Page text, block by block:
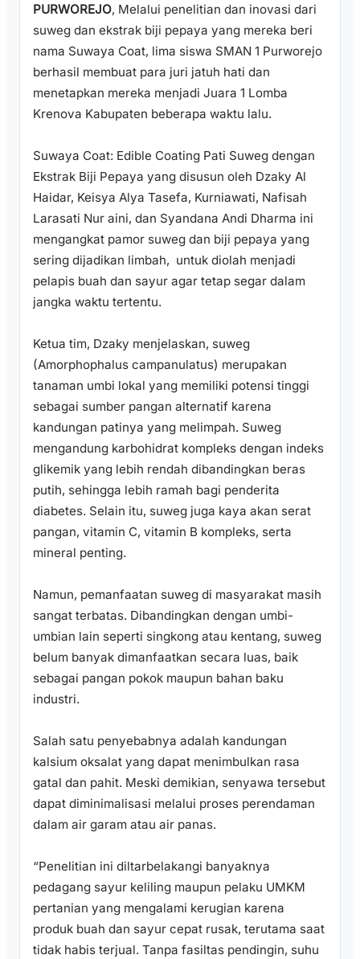
PURWOREJO, Melalui penelitian dan inovasi dari
suweg dan ekstrak biji pepaya yang mereka beri
nama Suwaya Coat, lima siswa SMAN 1 Purworejo
berhasil membuat para juri jatuh hati dan
menetapkan mereka menjadi Juara 1 Lomba
Krenova Kabupaten beberapa waktu lalu.
Suwaya Coat: Edible Coating Pati Suweg dengan
Ekstrak Biji Pepaya yang disusun oleh Dzaky Al
Haidar, Keisya Alya Tasefa, Kurniawati, Nafisah
Larasati Nur aini, dan Syandana Andi Dharma ini
mengangkat pamor suweg dan biji pepaya yang
sering dijadikan limbah, untuk diolah menjadi
pelapis buah dan sayur agar tetap segar dalam
jangka waktu tertentu.
Ketua tim, Dzaky menjelaskan, suweg
(Amorphophalus campanulatus) merupakan
tanaman umbi lokal yang memiliki potensi tinggi
sebagai sumber pangan alternatif karena
kandungan patinya yang melimpah. Suweg
mengandung karbohidrat kompleks dengan indeks
glikemik yang lebih rendah dibandingkan beras
putih, sehingga lebih ramah bagi penderita
diabetes. Selain itu, suweg juga kaya akan serat
pangan, vitamin C, vitamin B kompleks, serta
mineral penting.
Namun, pemanfaatan suweg di masyarakat masih
sangat terbatas. Dibandingkan dengan umbi-
umbian lain seperti singkong atau kentang, suweg
belum banyak dimanfaatkan secara luas, baik
sebagai pangan pokok maupun bahan baku
industri.
Salah satu penyebabnya adalah kandungan
kalsium oksalat yang dapat menimbulkan rasa
gatal dan pahit. Meski demikian, senyawa tersebut
dapat diminimalisasi melalui proses perendaman
dalam air garam atau air panas.
“Penelitian ini diltarbelakangi banyaknya
pedagang sayur keliling maupun pelaku UMKM
pertanian yang mengalami kerugian karena
produk buah dan sayur cepat rusak, terutama saat
tidak habis terjual. Tanpa fasiltas pendingin, suhu